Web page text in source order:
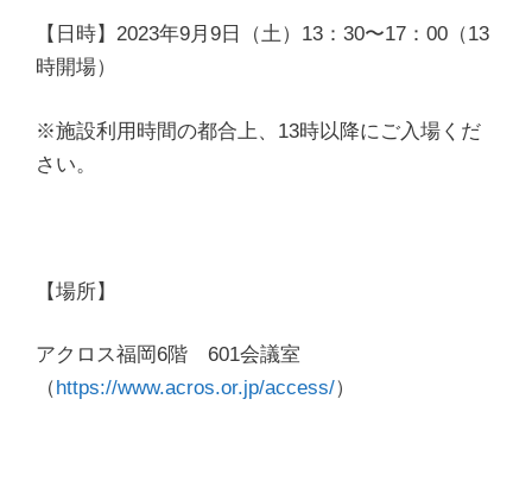
【日時】2023年9月9日（土）13：30〜17：00（13
時開場）
※施設利用時間の都合上、13時以降にご入場くだ
さい。
【場所】
アクロス福岡6階 601会議室
（https://www.acros.or.jp/access/）